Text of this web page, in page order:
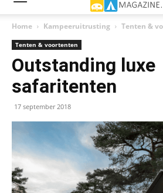
Home Kampeeruitrusting Tenten &
Tenten & voortenten
Outstanding luxe
safaritenten
17 september 2018